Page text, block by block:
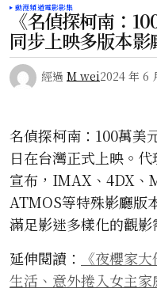
動漫頻道電影影集
《名偵探柯南：
同步上映多版本影
經過 M wei2024 年 6
名偵探柯南：100萬美
日在台灣正式上映。代
宣布，IMAX、4DX、
ATMOS等特殊影廳版
滿足影迷多樣化的觀影
延伸閱讀：
《夜櫻家
生活、意外捲入女主家